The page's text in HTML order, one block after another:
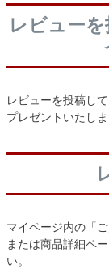
レビュー
レビューを投稿し
プレゼントいたしま
マイページ内の「
または商品詳細ペ
い。